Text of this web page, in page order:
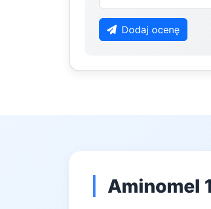
Dodaj ocenę
Aminomel